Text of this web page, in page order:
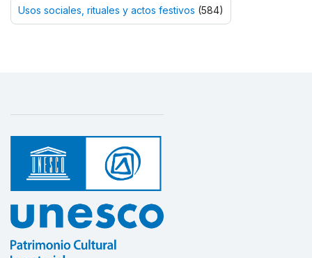
Usos sociales, rituales y actos festivos (584)